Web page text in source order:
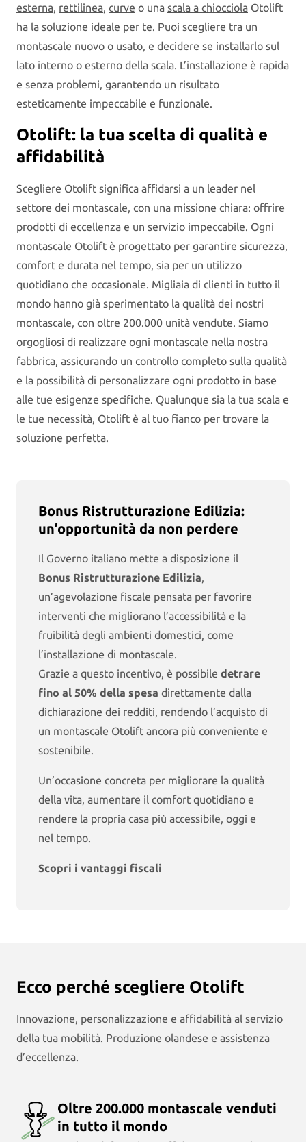
esterna, rettilinea, curve o una scala a chiocciola Otolift
ha la soluzione ideale per te. Puoi scegliere tra un
montascale nuovo o usato, e decidere se installarlo sul
lato interno o esterno della scala. L’installazione è rapida
e senza problemi, garantendo un risultato
esteticamente impeccabile e funzionale.
Otolift: la tua scelta di qualità e
affidabilità
Scegliere Otolift significa affidarsi a un leader nel
settore dei montascale, con una missione chiara: offrire
prodotti di eccellenza e un servizio impeccabile. Ogni
montascale Otolift è progettato per garantire sicurezza,
comfort e durata nel tempo, sia per un utilizzo
quotidiano che occasionale. Migliaia di clienti in tutto il
mondo hanno già sperimentato la qualità dei nostri
montascale, con oltre 200.000 unità vendute. Siamo
orgogliosi di realizzare ogni montascale nella nostra
fabbrica, assicurando un controllo completo sulla qualità
e la possibilità di personalizzare ogni prodotto in base
alle tue esigenze specifiche. Qualunque sia la tua scala e
le tue necessità, Otolift è al tuo fianco per trovare la
soluzione perfetta.
Bonus Ristrutturazione Edilizia:
un’opportunità da non perdere
Il Governo italiano mette a disposizione il
Bonus Ristrutturazione Edilizia,
un’agevolazione fiscale pensata per favorire
interventi che migliorano l’accessibilità e la
fruibilità degli ambienti domestici, come
l’installazione di montascale.
Grazie a questo incentivo, è possibile detrare
fino al 50% della spesa direttamente dalla
dichiarazione dei redditi, rendendo l’acquisto di
un montascale Otolift ancora più conveniente e
sostenibile.
Un’occasione concreta per migliorare la qualità
della vita, aumentare il comfort quotidiano e
rendere la propria casa più accessibile, oggi e
nel tempo.
Scopri i vantaggi fiscali
Ecco perché scegliere Otolift
Innovazione, personalizzazione e affidabilità al servizio
della tua mobilità. Produzione olandese e assistenza
d’eccellenza.
Oltre 200.000 montascale venduti
in tutto il mondo